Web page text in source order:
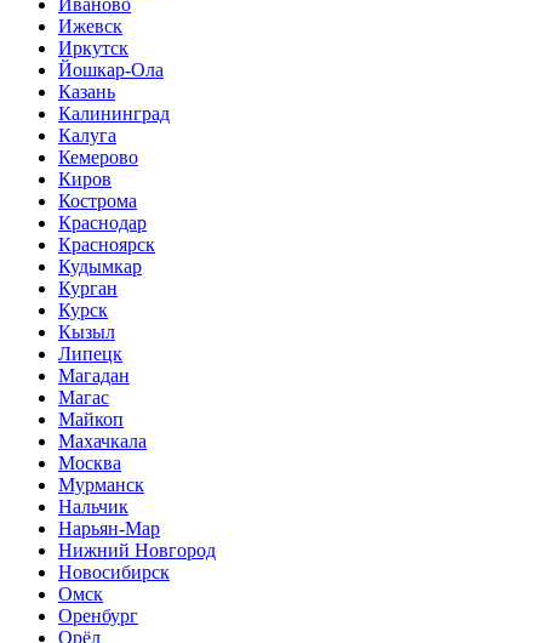
Ижевск
Иркутск
Йошкар-Ола
Казань
Калининград
Калуга
Кемерово
Киров
Кострома
Краснодар
Красноярск
Кудымкар
Курган
Курск
Кызыл
Липецк
Магадан
Магас
Майкоп
Махачкала
Москва
Мурманск
Нальчик
Нарьян-Мар
Нижний Новгород
Новосибирск
Омск
Оренбург
Орёл